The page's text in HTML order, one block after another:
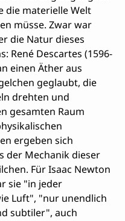
die materielle Welt
müsse. Zwar war
die Natur dieses
René Descartes (1596-
einen Äther aus
geglaubt, die
drehten und
gesamten Raum
ergeben sich
der Mechanik dieser
Für Isaac Newton
sie "in jeder
Luft", "nur unendlich
subtiler", auch